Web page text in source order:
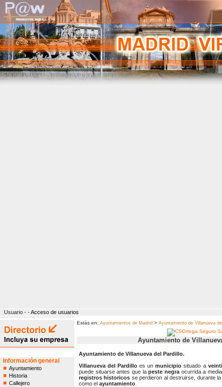
Usuario - -Acceso de usuarios
Información general
Ayuntamiento
Historia
Callejero
Estás en: Ayuntamientos de Madrid > Ayuntamiento de Villanueva
Ayuntamiento de
Ayuntamiento de Villanueva del Pardillo.
Villanueva del Pardillo es unmunicipio situado a
puede situarse antes que lapeste negra ocurrida a
registros historicos se perdieron al destruirse, durante
como el ayuntamiento